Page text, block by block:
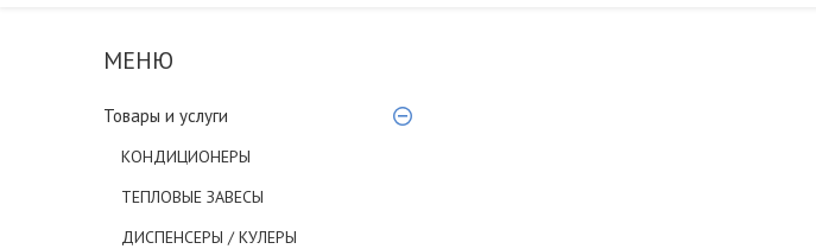
Товары и услуги
КОНДИЦИОНЕРЫ
ТЕПЛОВЫЕ ЗАВЕСЫ
ДИСПЕНСЕРЫ / КУЛЕРЫ